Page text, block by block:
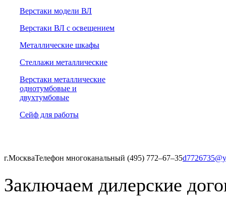
Верстаки модели ВЛ
Верстаки ВЛ с освещением
Металлические шкафы
Стеллажи металлические
Верстаки металлические
однотумбовые и
двухтумбовые
Сейф для работы
г.МоскваТелефон многоканальный (495) 772‒67‒35
Заключаем дилерские